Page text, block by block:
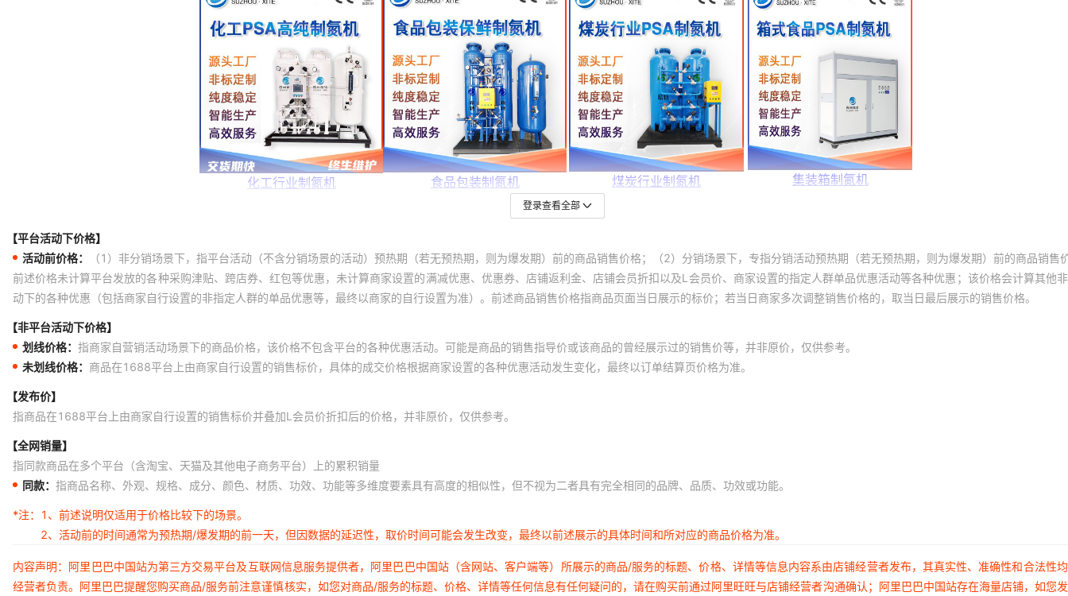
登录查看全部
【平台活动下价格】
活动前价格：
（1）非分销场景下，指平台活动（不含分销场景的活动）预热期（若无预热期，则为爆发期）前的商品销售价格；（2）分销场景下，专指分销活动预热期（若无预热期，则为爆发期）前的商品销售
前述价格未计算平台发放的各种采购津贴、跨店券、红包等优惠，未计算商家设置的满减优惠、优惠券、店铺返利金、店铺会员折扣以及L会员价、商家设置的指定人群单品优惠活动等各种优惠；该价格会计算其他
动下的各种优惠（包括商家自行设置的非指定人群的单品优惠等，最终以商家的自行设置为准）。前述商品销售价格指商品页面当日展示的标价；若当日商家多次调整销售价格的，取当日最后展示的销售价格。
【非平台活动下价格】
划线价格： 指商家自营销活动场景下的商品价格，该价格不包含平台的各种优惠活动。可能是商品的销售指导价或该商品的曾经展示过的销售价等，并非原价，仅供参考。
未划线价格： 商品在1688平台上由商家自行设置的销售标价，具体的成交价格根据商家设置的各种优惠活动发生变化，最终以订单结算页价格为准。
【发布价】
指商品在1688平台上由商家自行设置的销售标价并叠加L会员价折扣后的价格，并非原价，仅供参考。
【全网销量】
指同款商品在多个平台（含淘宝、天猫及其他电子商务平台）上的累积销量
同款： 指商品名称、外观、规格、成分、颜色、材质、功效、功能等多维度要素具有高度的相似性，但不视为二者具有完全相同的品牌、品质、功效或功能。
*注：
1、前述说明仅适用于价格比较下的场景。
2、活动前的时间通常为预热期/爆发期的前一天，但因数据的延迟性，取价时间可能会发生改变，最终以前述展示的具体时间和所对应的商品价格为准。
内容声明：阿里巴巴中国站为第三方交易平台及互联网信息服务提供者，阿里巴巴中国站（含网站、客户端等）所展示的商品/服务的标题、价格、详情等信息内容系由店铺经营者发布，其真实性、准确性和合法性
经营者负责。阿里巴巴提醒您购买商品/服务前注意谨慎核实，如您对商品/服务的标题、价格、详情等任何信息有任何疑问的，请在购买前通过阿里旺旺与店铺经营者沟通确认；阿里巴巴中国站存在海量店铺，如您